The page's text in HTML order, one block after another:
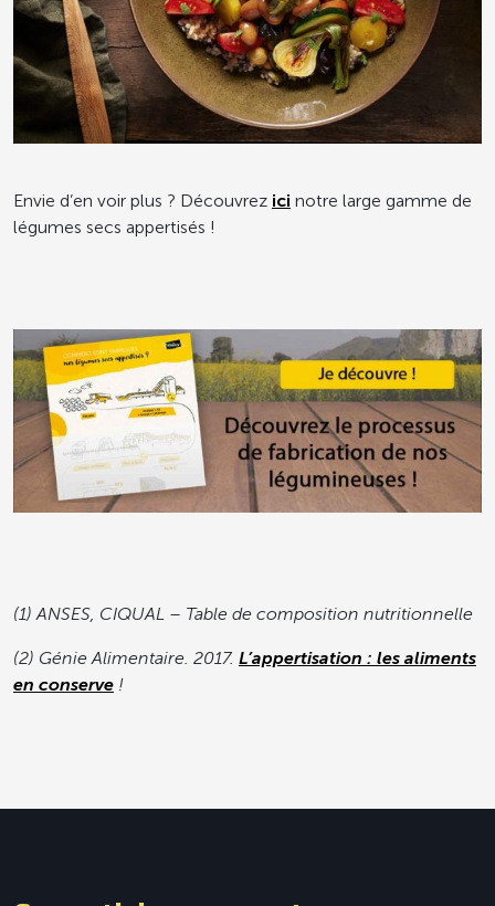
Envie d’en voir plus ? Découvrez ici notre large gamme de
légumes secs appertisés !
(1) ANSES, CIQUAL – Table de composition nutritionnelle
(2) Génie Alimentaire. 2017. L’appertisation : les aliments
en conserve !